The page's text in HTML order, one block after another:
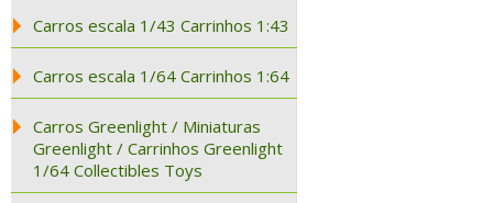
Carros escala 1/43 Carrinhos 1:43
Carros escala 1/64 Carrinhos 1:64
Carros Greenlight / Miniaturas
Greenlight / Carrinhos Greenlight
1/64 Collectibles Toys